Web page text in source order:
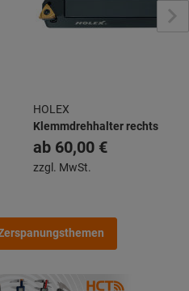
HOLEX
Klemmdrehhalter rechts
ab 60,00 €
zzgl. MwSt.